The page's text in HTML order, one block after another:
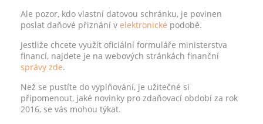
Ale pozor, kdo vlastní datovou schránku, je povinen
poslat daňové přiznání v elektronické podobě.
Jestliže chcete využít oficiální formuláře ministerstva
financí, najdete je na webových stránkách finanční
správy zde.
Než se pustíte do vyplňování, je užitečné si
připomenout, jaké novinky pro zdaňovací období za rok
2016, se vás mohou týkat.